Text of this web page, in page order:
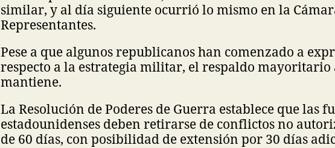
similar, y al día siguiente ocurrió lo mismo en la
Representantes.
Pese a que algunos republicanos han comenzado a
respecto a la estrategia militar, el respaldo mayoritario
mantiene.
La Resolución de Poderes de Guerra establece que las
estadounidenses deben retirarse de conflictos no
de 60 días, con posibilidad de extensión por 30 días